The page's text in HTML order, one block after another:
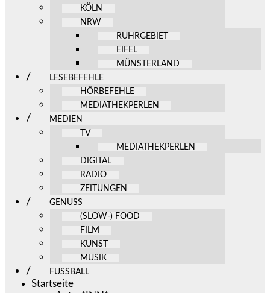
KÖLN
NRW
RUHRGEBIET
EIFEL
MÜNSTERLAND
LESEBEFEHLE
HÖRBEFEHLE
MEDIATHEKPERLEN
MEDIEN
TV
MEDIATHEKPERLEN
DIGITAL
RADIO
ZEITUNGEN
GENUSS
(SLOW-) FOOD
FILM
KUNST
MUSIK
FUSSBALL
Startseite